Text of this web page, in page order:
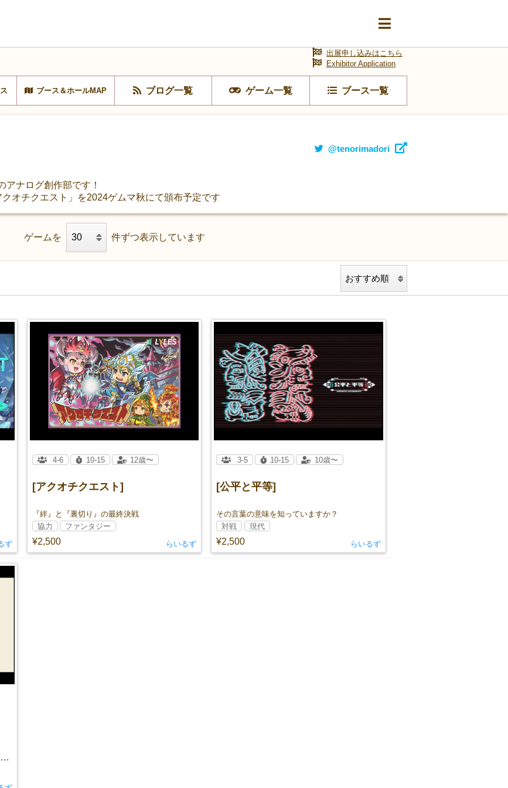
ブース＆ホールMAP ブログ一覧 ゲーム一覧 ブース一覧
出展申し込みはこちら
Exhibitor Application
@tenorimadori
アナログ創作部です！
オチクエスト」を2024ゲムマ秋にて頒布予定です
ゲームを 件ずつ表示しています
ず
[アクオチクエスト]
『絆』と『裏切り』の最終決戦
¥2,500
4-6 10-15 12歳〜
協力 ファンタジー
らいるず
[公平と平等]
その言葉の意味を知っていますか？
¥2,500
3-5 10-15 10歳〜
対戦 現代
らいるず
理想の間取りに必要なのは……パズル。バランス。筋力。